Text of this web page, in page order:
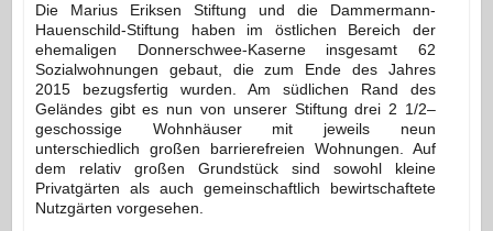
Die Marius Eriksen Stiftung und die Dammermann-
Hauenschild-Stiftung haben im östlichen Bereich der
ehemaligen Donnerschwee-Kaserne insgesamt 62
Sozialwohnungen gebaut, die zum Ende des Jahres
2015 bezugsfertig wurden. Am südlichen Rand des
Geländes gibt es nun von unserer Stiftung drei 2 1/2–
geschossige Wohnhäuser mit jeweils neun
unterschiedlich großen barrierefreien Wohnungen. Auf
dem relativ großen Grundstück sind sowohl kleine
Privatgärten als auch gemeinschaftlich bewirtschaftete
Nutzgärten vorgesehen.